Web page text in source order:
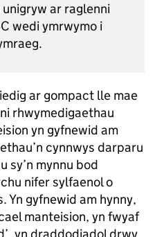
unigryw ar raglenni
wedi ymrwymo i
ar gompact lle mae
rhwymedigaethau
yn gyfnewid am
cynnwys darparu
sy’n mynnu bod
nifer sylfaenol o
Yn gyfnewid am hynny,
manteision, yn fwyaf